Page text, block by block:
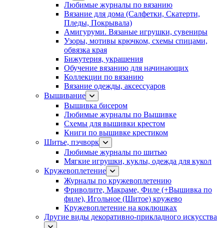
Любимые журналы по вязанию
Вязание для дома (Салфетки, Скатерти,
Пледы, Покрывала)
Амигуруми. Вязаные игрушки, сувениры
Узоры, мотивы крючком, схемы спицами,
обвязка края
Бижутерия, украшения
Обучение вязанию для начинающих
Коллекции по вязанию
Вязание одежды, аксессуаров
Вышивание
Вышивка бисером
Любимые журналы по Вышивке
Схемы для вышивки крестом
Книги по вышивке крестиком
Шитье, пэчворк
Любимые журналы по шитью
Мягкие игрушки, куклы, одежда для кукол
Кружевоплетение
Журналы по кружевоплетению
Фриволите, Макраме, Филе (+Вышивка по
филе), Игольное (Шитое) кружево
Кружевоплетение на коклюшках
Другие виды декоративно-прикладного искусства